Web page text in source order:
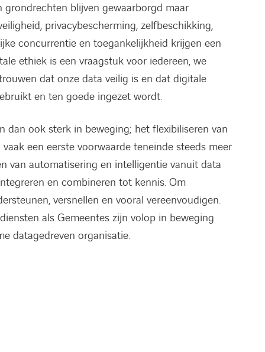
grondrechten blijven gewaarborgd maar
privacybescherming, zelfbeschikking,
concurrentie en toegankelijkheid krijgen een
ethiek is een vraagstuk voor iedereen, we
dat onze data veilig is en dat digitale
en ten goede ingezet wordt.
dan ook sterk in beweging; het flexibiliseren van
een eerste voorwaarde teneinde steeds meer
van automatisering en intelligentie vanuit data
en combineren tot kennis. Om
versnellen en vooral vereenvoudigen.
als Gemeentes zijn volop in beweging
datagedreven organisatie.